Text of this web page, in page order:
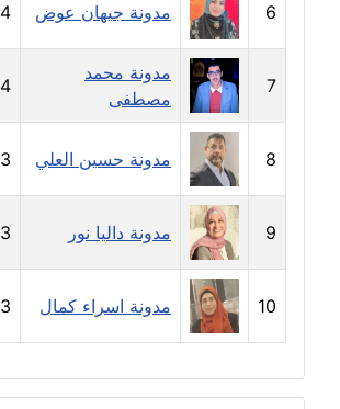
مدونة علا الأزوك
عاملة
مدونة علاء سرحان
عاملة
مدونة علي الصادق
عاملة
مدونة علي الفشني
عاملة
مدونة عماد مصباح
6 مدونة جيهان عوض
7
مدونة محمد
مصطفى
8 مدونة حسين العلي
9 مدونة داليا نور
10 مدونة اسراء كمال